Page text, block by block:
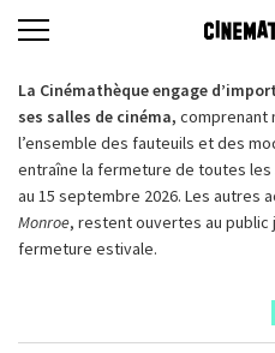
La Cinémathèque engage
ses salles de cinéma, comprenant
l’ensemble des fauteuils et des
entraîne la fermeture de toutes
au 15 septembre 2026. Les autres
Monroe, restent ouvertes au public
fermeture estivale.